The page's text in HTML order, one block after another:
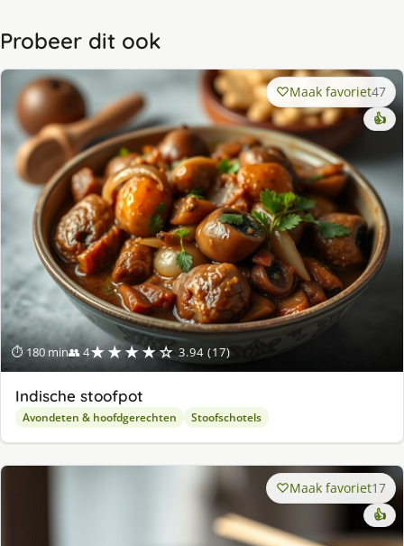
Probeer dit ook
⏱ 180 min👥 4★★★★☆ 3.94 (17)
Maak favoriet47
👍
Indische stoofpot
Avondeten & hoofdgerechten Stoofschotels
Maak favoriet17
👍